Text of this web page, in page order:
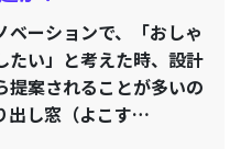
ベーションで、「おしゃ
たい」と考えた時、設計
提案されることが多いの
出し窓（よこす…